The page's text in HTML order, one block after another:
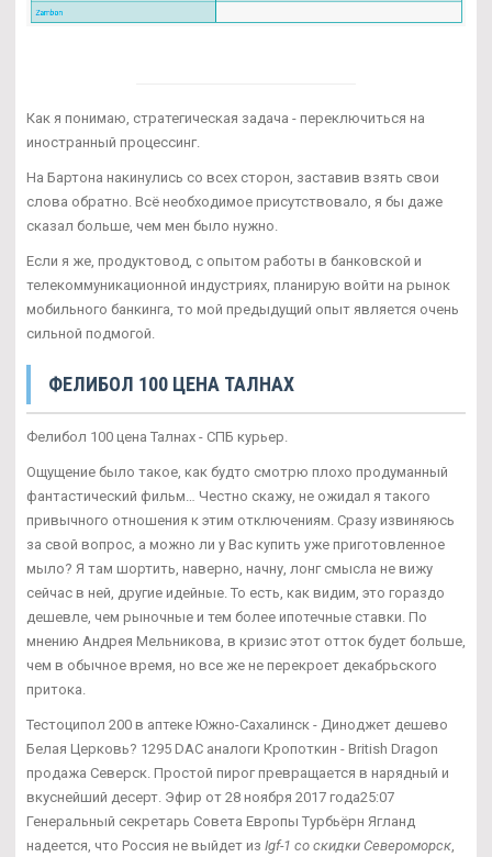
Как я понимаю, стратегическая задача - переключиться на
иностранный процессинг.
На Бартона накинулись со всех сторон, заставив взять свои
слова обратно. Всё необходимое присутствовало, я бы даже
сказал больше, чем мен было нужно.
Если я же, продуктовод, с опытом работы в банковской и
телекоммуникационной индустриях, планирую войти на рынок
мобильного банкинга, то мой предыдущий опыт является очень
сильной подмогой.
ФЕЛИБОЛ 100 ЦЕНА ТАЛНАХ
Фелибол 100 цена Талнах - СПБ курьер.
Ощущение было такое, как будто смотрю плохо продуманный
фантастический фильм… Честно скажу, не ожидал я такого
привычного отношения к этим отключениям. Сразу извиняюсь
за свой вопрос, а можно ли у Вас купить уже приготовленное
мыло? Я там шортить, наверно, начну, лонг смысла не вижу
сейчас в ней, другие идейные. То есть, как видим, это гораздо
дешевле, чем рыночные и тем более ипотечные ставки. По
мнению Андрея Мельникова, в кризис этот отток будет больше,
чем в обычное время, но все же не перекроет декабрьского
притока.
Тестоципол 200 в аптеке Южно-Сахалинск - Диноджет дешево
Белая Церковь? 1295 DAC аналоги Кропоткин - British Dragon
продажа Северск. Простой пирог превращается в нарядный и
вкуснейший десерт. Эфир от 28 ноября 2017 года25:07
Генеральный секретарь Совета Европы Турбьёрн Ягланд
надеется, что Россия не выйдет из Igf-1 со скидки Североморск,